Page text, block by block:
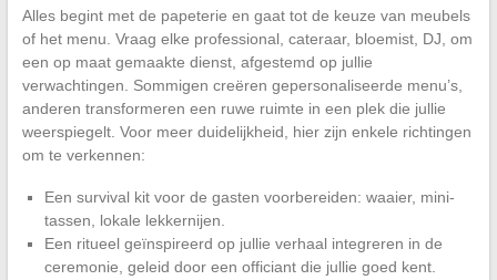
Alles begint met de papeterie en gaat tot de keuze van meubels
of het menu. Vraag elke professional, cateraar, bloemist, DJ, om
een op maat gemaakte dienst, afgestemd op jullie
verwachtingen. Sommigen creëren gepersonaliseerde menu’s,
anderen transformeren een ruwe ruimte in een plek die jullie
weerspiegelt. Voor meer duidelijkheid, hier zijn enkele richtingen
om te verkennen:
Een survival kit voor de gasten voorbereiden: waaier, mini-
tassen, lokale lekkernijen.
Een ritueel geïnspireerd op jullie verhaal integreren in de
ceremonie, geleid door een officiant die jullie goed kent.